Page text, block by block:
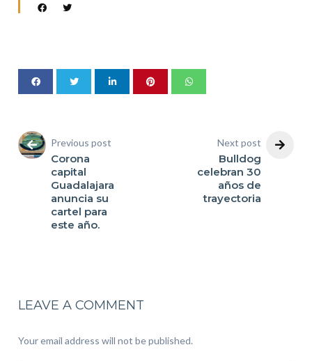
Previous post
Corona
capital
Guadalajara
anuncia su
cartel para
este año.
Next post
Bulldog
celebran 30
años de
trayectoria
LEAVE A COMMENT
Your email address will not be published.